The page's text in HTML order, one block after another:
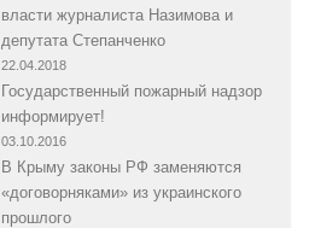
власти журналиста Назимова и
депутата Степанченко
22.04.2018
Государственный пожарный надзор
информирует!
03.10.2016
В Крыму законы РФ заменяются
«договорняками» из украинского
прошлого